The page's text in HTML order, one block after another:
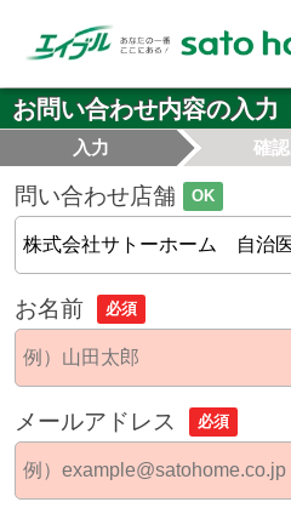
お問い合わせ内容の入力
入力 確認
問い合わせ店舗 OK
お名前 必須
メールアドレス 必須